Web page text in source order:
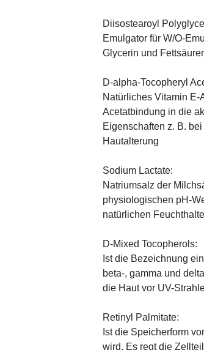
Diisostearoyl
Emulgator für W/O-
Glycerin und
D-alpha-Tocopheryl
Natürliches Vitamin E-
Acetatbindung in die
Eigenschaften z. B.
Hautalterung
Sodium Lactate:
Natriumsalz der
physiologischen pH-
natürlichen
D-Mixed Tocopherols:
Ist die Bezeichnung
beta-, gamma und
die Haut vor UV-
Retinyl Palmitate:
Ist die Speicherform
wird. Es regt die